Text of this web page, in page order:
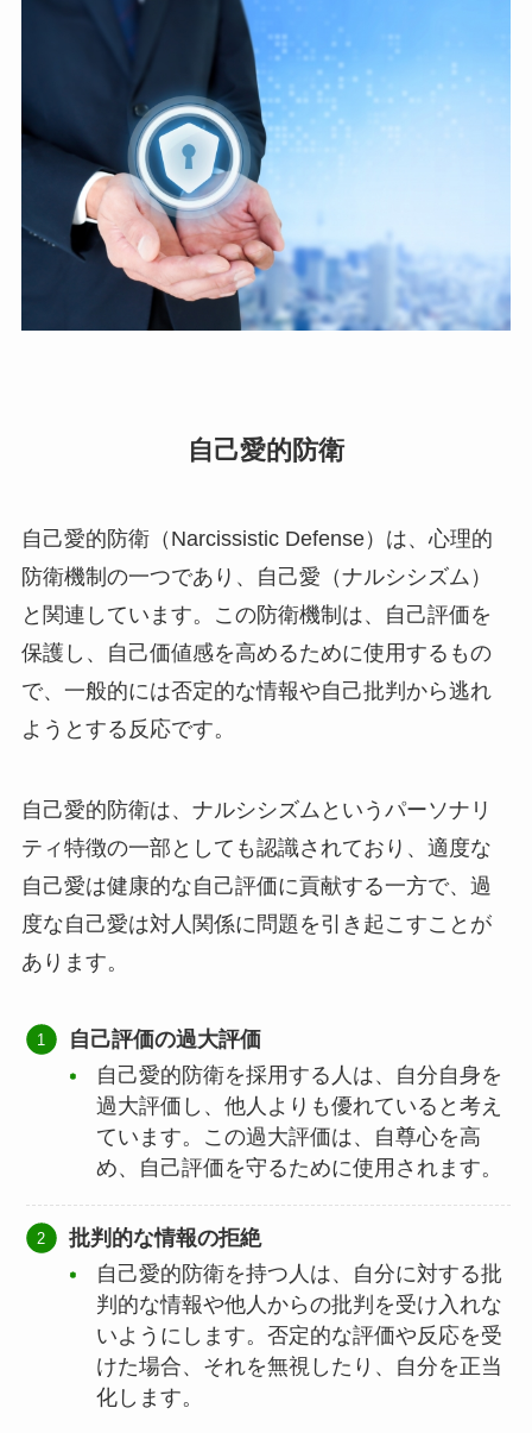
自己愛的防衛
自己愛的防衛（Narcissistic Defense）は、心理的
防衛機制の一つであり、自己愛（ナルシシズム）
と関連しています。この防衛機制は、自己評価を
保護し、自己価値感を高めるために使用するもの
で、一般的には否定的な情報や自己批判から逃れ
ようとする反応です。
自己愛的防衛は、ナルシシズムというパーソナリ
ティ特徴の一部としても認識されており、適度な
自己愛は健康的な自己評価に貢献する一方で、過
度な自己愛は対人関係に問題を引き起こすことが
あります。
自己評価の過大評価
自己愛的防衛を採用する人は、自分自身を
過大評価し、他人よりも優れていると考え
ています。この過大評価は、自尊心を高
め、自己評価を守るために使用されます。
批判的な情報の拒絶
自己愛的防衛を持つ人は、自分に対する批
判的な情報や他人からの批判を受け入れな
いようにします。否定的な評価や反応を受
けた場合、それを無視したり、自分を正当
化します。